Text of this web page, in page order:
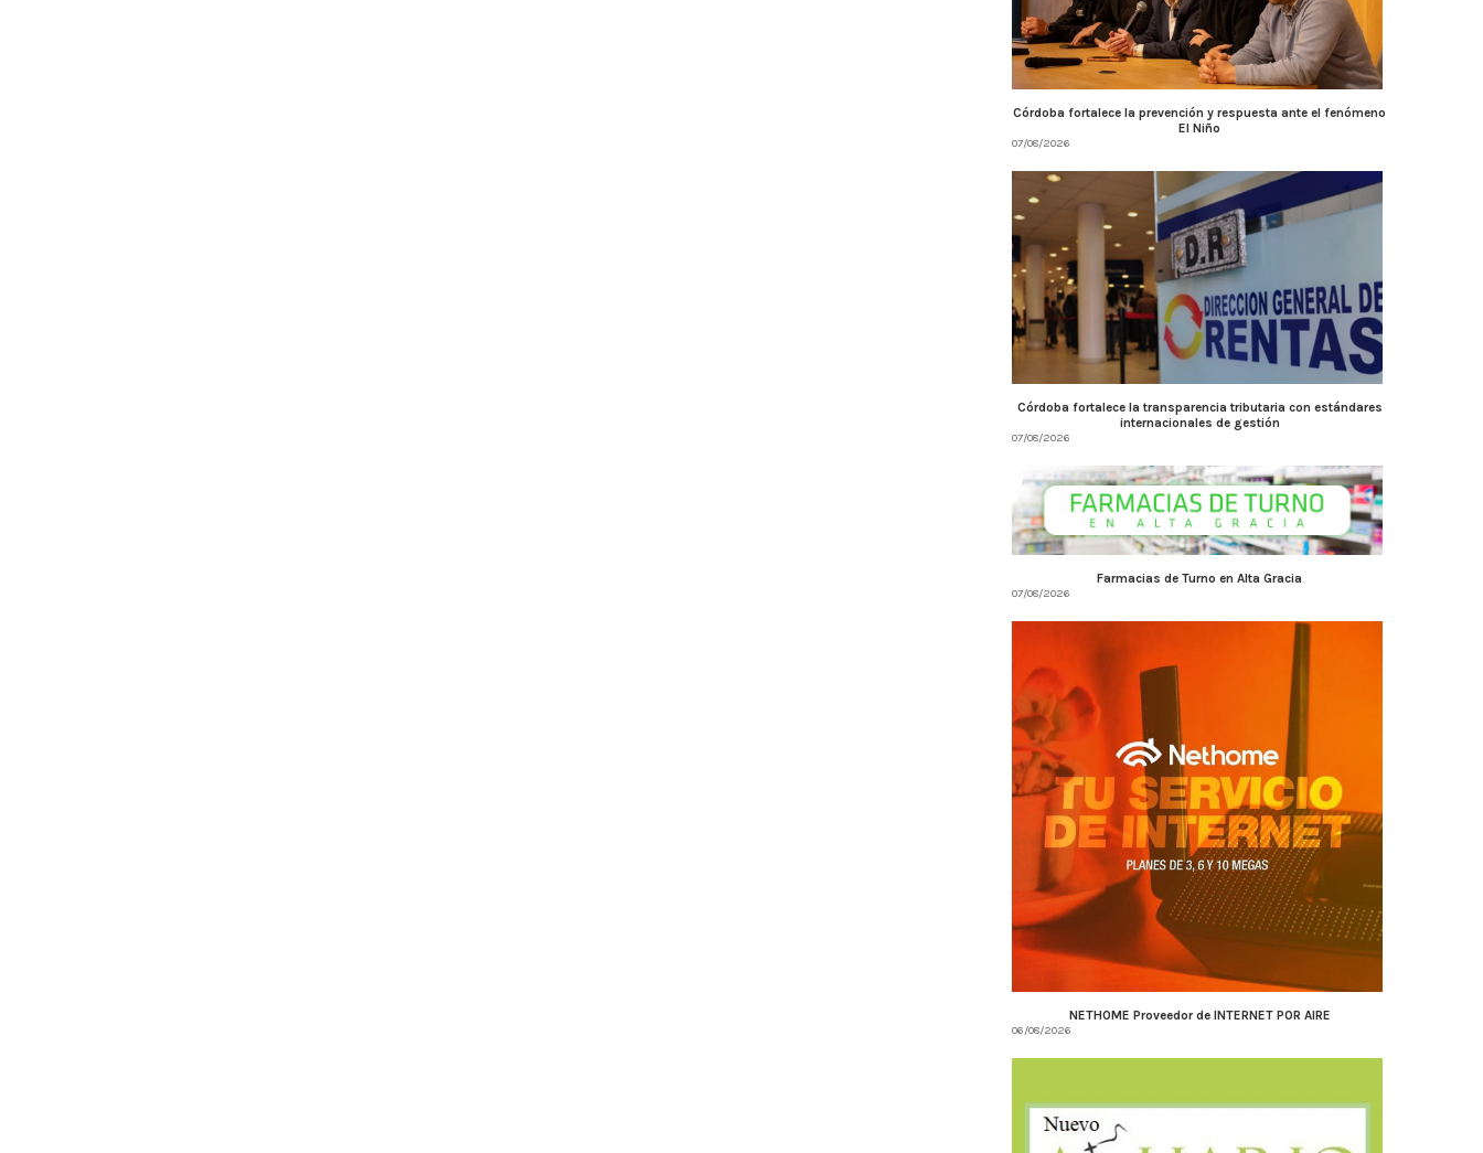
Córdoba fortalece la prevención y respuesta ante el fenómeno
El Niño
07/08/2026
Córdoba fortalece la transparencia tributaria con estándares
internacionales de gestión
07/08/2026
Farmacias de Turno en Alta Gracia
07/08/2026
NETHOME Proveedor de INTERNET POR AIRE
06/08/2026